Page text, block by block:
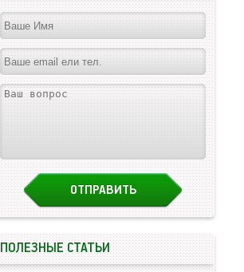
ПОЛЕЗНЫЕ СТАТЬИ